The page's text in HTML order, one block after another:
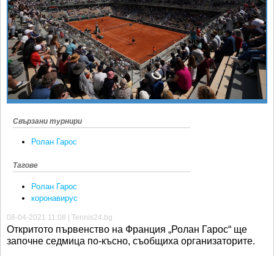
КЛУБОВЕ
БЛОГ
ВИДЕО
ЖЪЛТО
Спорт&Фитнес
Други
Любители
Свързани турнири
Ролан Гарос
Тагове
Ролан Гарос
коронавирус
08-04-2021 11:08 | Tennis24.bg
Откритото първенство на Франция „Ролан Гарос“ ще
започне седмица по-късно, съобщиха организаторите.